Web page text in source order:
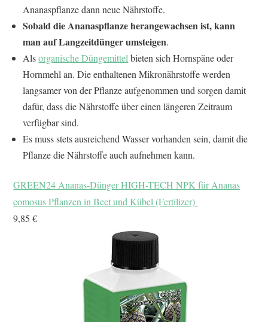
Ananaspflanze dann neue Nährstoffe.
Sobald die Ananaspflanze herangewachsen ist, kann
man auf Langzeitdünger umsteigen.
Alsorganische Düngemittel bieten sich Hornspäne oder
Hornmehl an. Die enthaltenen Mikronährstoffe werden
langsamer von der Pflanze aufgenommen und sorgen damit
dafür, dass die Nährstoffe über einen längeren Zeitraum
verfügbar sind.
Es muss stets ausreichend Wasser vorhanden sein, damit die
Pflanze die Nährstoffe auch aufnehmen kann.
GREEN24 Ananas-Dünger HIGH-TECH NPK für Ananas
comosus Pflanzen in Beet und Kübel (Fertilizer)
9,85 €